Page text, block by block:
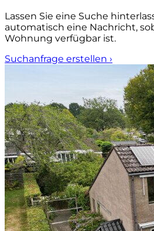
Lassen Sie eine Suche
automatisch eine Nachricht,
Wohnung verfügbar ist.
Suchanfrage erstellen ›